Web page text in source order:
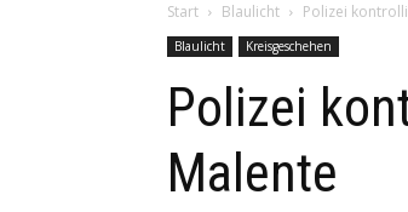
Start Blaulicht Polizei
Blaulicht Kreisgeschehen
Polizei
Malente